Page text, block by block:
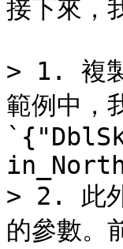
接下來，
> 1. 複製
範例中，
> 2. 此
的參數。